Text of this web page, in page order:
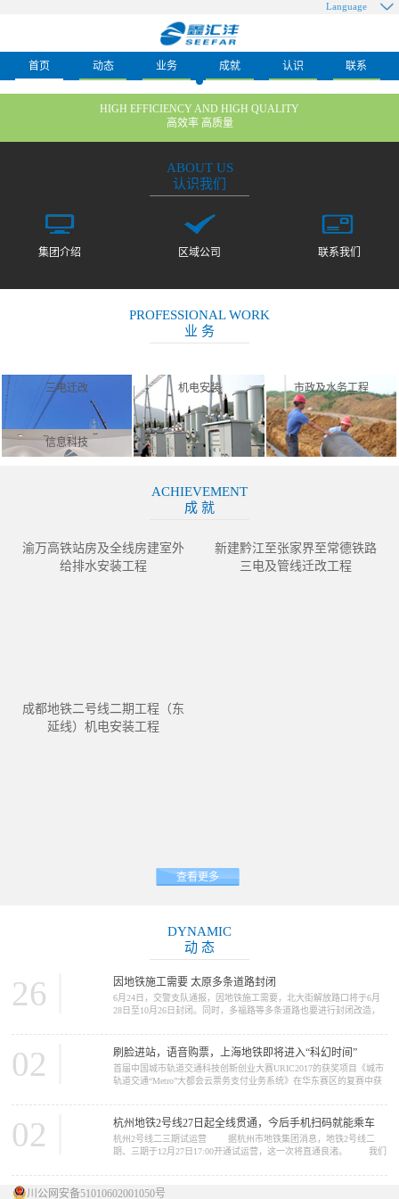
Language
首页 动态 业务 成就 认识 联系
HIGH EFFICIENCY AND HIGH QUALITY
高效率 高质量
ABOUT US
认识我们
集团介绍 区域公司 联系我们
PROFESSIONAL WORK
业 务
三电迁改 机电安装 市政及水务工程
信息科技
ACHIEVEMENT
成 就
渝万高铁站房及全线房建室外
给排水安装工程
新建黔江至张家界至常德铁路
三电及管线迁改工程
成都地铁二号线二期工程（东
延线）机电安装工程
查看更多
DYNAMIC
动 态
因地铁施工需要 太原多条道路封闭
26
6月24日，交警支队通报，因地铁施工需要，北大街解放路口将于6月
28日至10月26日封闭。同时，多福路等多条道路也要进行封闭改造，
口将于6月28日至10月26日封闭施工。施工期间，路口禁止一切车辆通
行，车辆可绕行胜利街、五一路、北肖墙。 多福路（规划摄乐街
—柴化路）将于6月26日至11月30日进行改造施工，施工期间，施工路
段禁止一切车...
刷脸进站，语音购票，上海地铁即将进入“科幻时间”
02
首届中国城市轨道交通科技创新创业大赛URIC2017的获奖项目《城市
轨道交通“Metro”大都会云票务支付业务系统》在华东赛区的复赛中获
的好成绩。这个项目的完成单位是上海申通地铁集团。 我们今天
要报道的新闻，正与这个项目中的“Metro大都会...
杭州地铁2号线27日起全线贯通，今后手机扫码就能乘车
02
杭州2号线二三期试运营 据杭州市地铁集团消息，地铁2号线二
期、三期于12月27日17:00开通试运营，这一次将直通良渚。 我们
川公网安备51010602001050号